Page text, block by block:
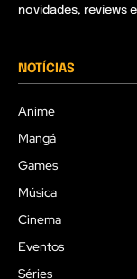
novidades, reviews
NOTÍCIAS
Anime
Mangá
Games
Música
Cinema
Eventos
Séries